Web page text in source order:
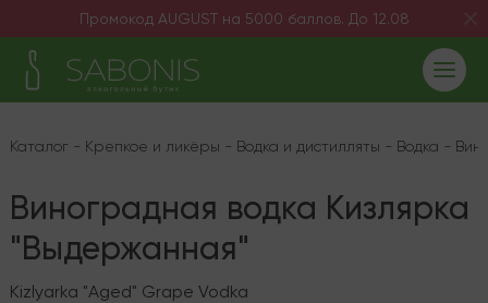
Промокод AUGUST на 5000 баллов. До 12.08
Каталог - Крепкое и ликёры - Водка и дистилляты - Водка -
Виноградная водка Кизлярка
"Выдержанная"
Kizlyarka "Aged" Grape Vodka